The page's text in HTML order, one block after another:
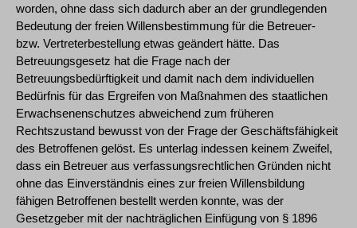
worden, ohne dass sich dadurch aber an der grundlegenden
Bedeutung der freien Willensbestimmung für die Betreuer-
bzw. Vertreterbestellung etwas geändert hätte. Das
Betreuungsgesetz hat die Frage nach der
Betreuungsbedürftigkeit und damit nach dem individuellen
Bedürfnis für das Ergreifen von Maßnahmen des staatlichen
Erwachsenenschutzes abweichend zum früheren
Rechtszustand bewusst von der Frage der Geschäftsfähigkeit
des Betroffenen gelöst. Es unterlag indessen keinem Zweifel,
dass ein Betreuer aus verfassungsrechtlichen Gründen nicht
ohne das Einverständnis eines zur freien Willensbildung
fähigen Betroffenen bestellt werden konnte, was der
Gesetzgeber mit der nachträglichen Einfügung von § 1896